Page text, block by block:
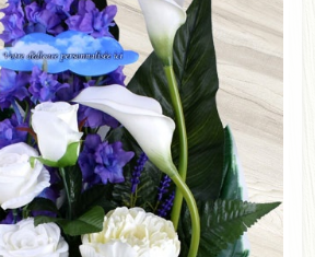
10,00 € TTC
Ruban
SRU